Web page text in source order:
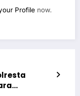
Profile now.